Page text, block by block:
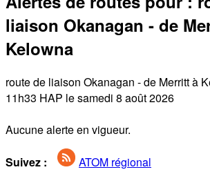
liaison Okanagan - de
Kelowna
route de liaison Okanagan - de Merritt à
11h33 HAP le samedi 8 août 2026
Aucune alerte en vigueur.
Suivez : ATOM régional